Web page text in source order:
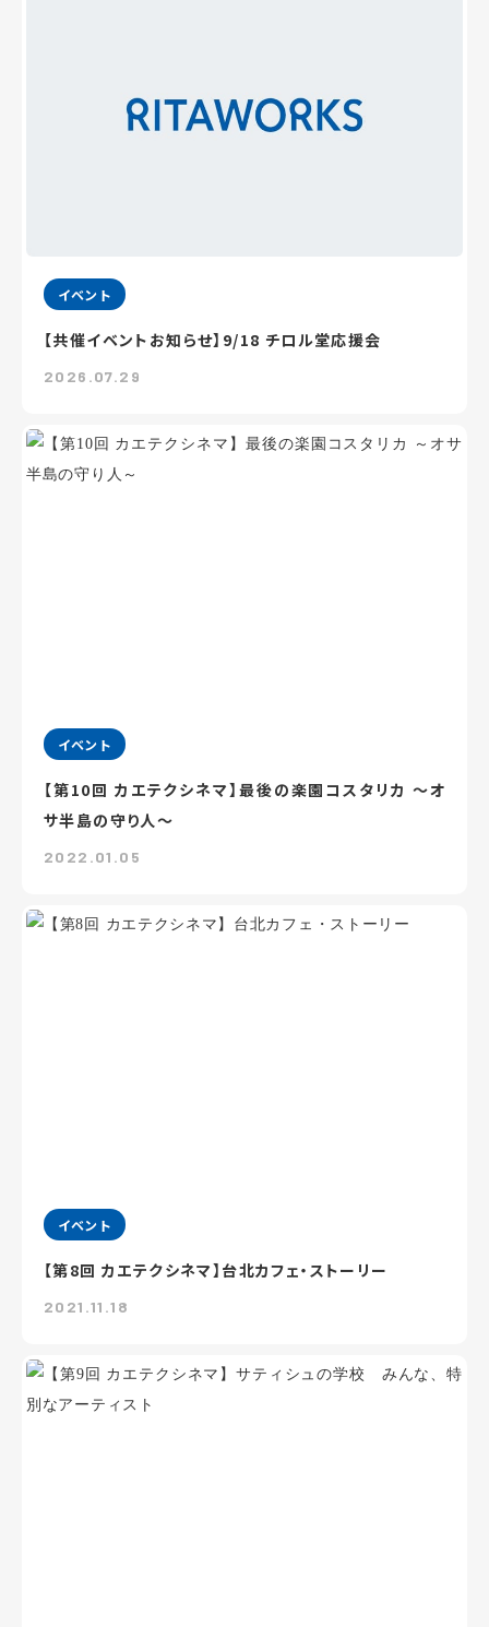
イベント
【共催イベントお知らせ】9/18 チロル堂応援会
2026.07.29
イベント
【第10回 カエテクシネマ】最後の楽園コスタリカ ～オ
サ半島の守り人～
2022.01.05
イベント
【第8回 カエテクシネマ】台北カフェ・ストーリー
2021.11.18